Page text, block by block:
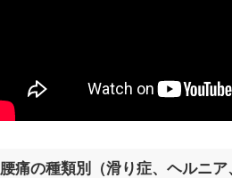
腰痛の種類別（滑り症、ヘルニ